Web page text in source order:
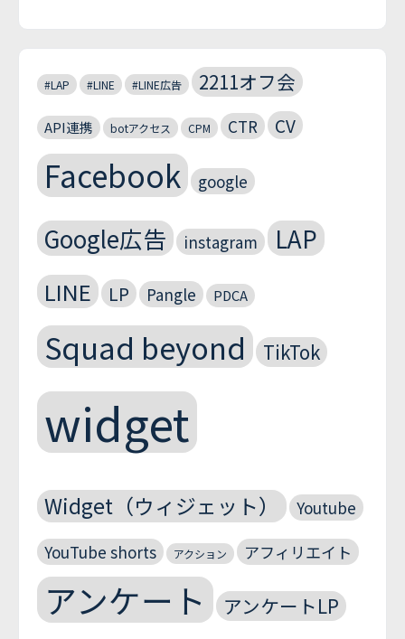
#LAP #LINE #LINE広告 2211オフ会
API連携 botアクセス CPM CTR CV
Facebook google
Google広告 instagram LAP
LINE LP Pangle PDCA
Squad beyond TikTok
widget
Widget（ウィジェット）
Youtube
YouTube shorts
アクション アフィリエイト
アンケート アンケートLP